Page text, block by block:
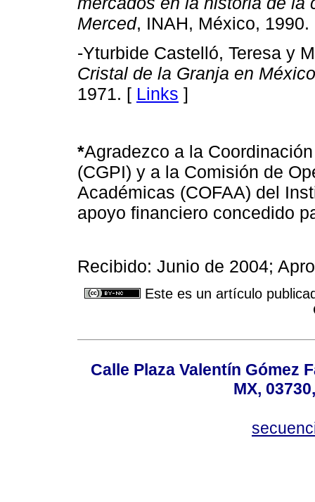
Merced, INAH, México,
-Yturbide Castelló, Teresa y
Cristal de la Granja en México
1971. [ Links ]
*Agradezco a la
(CGPI) y a la Comisión de
Académicas (COFAA) del
apoyo financiero concedido
Recibido: Junio de 2004;
Este es un artículo
Calle Plaza Valentín Gómez
MX,